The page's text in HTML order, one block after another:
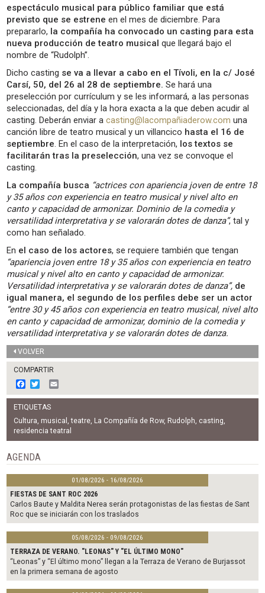
espectáculo musical para público familiar que está
previsto que se estrene en el mes de diciembre. Para
prepararlo, la compañía ha convocado un casting para esta
nueva producción de teatro musical que llegará bajo el
nombre de “Rudolph”.
Dicho casting se va a llevar a cabo en el Tívoli, en la c/ José
Carsí, 50, del 26 al 28 de septiembre.Se hará una
preselección por currículum y se les informará, a las personas
seleccionadas, del día y la hora exacta a la que deben acudir al
casting. Deberán enviar acasting@lacompañiaderow.com una
canción libre de teatro musical y un villancico hasta el 16 de
septiembre. En el caso de la interpretación, los textos se
facilitarán tras la preselección, una vez se convoque el
casting.
La compañía busca “actrices con apariencia joven de entre 18
y 35 años con experiencia en teatro musical y nivel alto en
canto y capacidad de armonizar. Dominio de la comedia y
versatilidad interpretativa y se valorarán dotes de danza”, tal y
como han señalado.
En el caso de los actores, se requiere también que tengan
“apariencia joven entre 18 y 35 años con experiencia en teatro
musical y nivel alto en canto y capacidad de armonizar.
Versatilidad interpretativa y se valorarán dotes de danza”, de
igual manera, el segundo de los perfiles debe ser un actor
“entre 30 y 45 años con experiencia en teatro musical, nivel alto
en canto y capacidad de armonizar, dominio de la comedia y
versatilidad interpretativa y se valorarán dotes de danza.
VOLVER
COMPARTIR
F
a
c
e
b
o
o
w
i
t
t
e
r
m
l
ETIQUETAS
Cultura, musical ,teatre, La Compañía de Row, Rudolph, casting,
residencia teatral
AGENDA
01/08/2026 - 16/08/2026
FIESTAS DE SANT ROC 2026
Carlos Baute y Maldita Nerea serán protagonistas de las fiestas de Sant
Roc que se iniciarán con los traslados
05/08/2026 - 09/08/2026
TERRAZA DE VERANO. "LEONAS" Y "EL ÚLTIMO MONO"
“Leonas” y “El último mono” llegan a la Terraza de Verano de Burjassot
en la primera semana de agosto